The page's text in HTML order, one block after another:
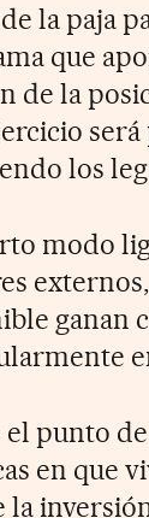
la paja
que
de la
los
modo
ganan
el punto
en que
la